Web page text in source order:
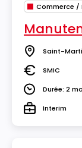
Commerce /
Lieu Saint-
Salaire
SMIC
DuréeDurée: 2
TypeInterim